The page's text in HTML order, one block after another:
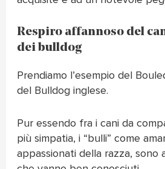
Respiro affannoso del
dei bulldog
Prendiamo l’esempio del
del Bulldog inglese.
Pur essendo fra i cani da
più simpatia, i “bulli” come
appassionati della razza, sono